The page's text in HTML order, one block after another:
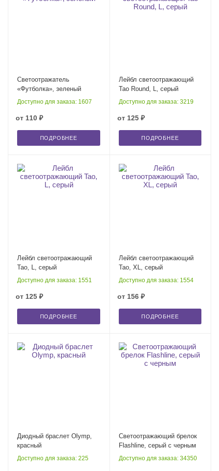
Светоотражатель
«Футболка», зеленый
Доступно для заказа: 1607
от 110 ₽
ПОДРОБНЕЕ
Лейбл светоотражающий
Tao Round, L, серый
Доступно для заказа: 3219
от 125 ₽
ПОДРОБНЕЕ
Лейбл светоотражающий
Tao, L, серый
Доступно для заказа: 1551
от 125 ₽
ПОДРОБНЕЕ
Лейбл светоотражающий
Tao, XL, серый
Доступно для заказа: 1554
от 156 ₽
ПОДРОБНЕЕ
Диодный браслет Olymp,
красный
Доступно для заказа: 225
Светоотражающий брелок
Flashline, серый с черным
Доступно для заказа: 34350